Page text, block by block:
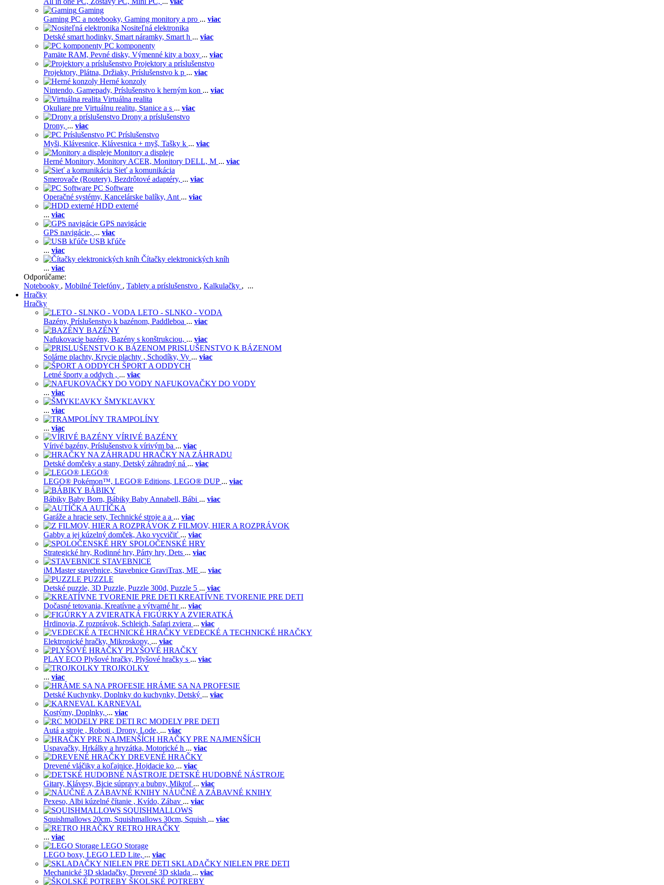
Gaming
Gaming PC a notebooky, Gaming monitory a pro ... viac
Nositeľná elektronika
Detské smart hodinky, Smart náramky, Smart h ... viac
PC komponenty
Pamäte RAM, Pevné disky, Výmenné kity a boxy ... viac
Projektory a príslušenstvo
Projektory, Plátna, Držiaky, Príslušenstvo k p ... viac
Herné konzoly
Nintendo, Gamepady, Príslušenstvo k herným kon ... viac
Virtuálna realita
Okuliare pre Virtuálnu realitu, Stanice a s ... viac
Drony a príslušenstvo
Drony, ... viac
PC Príslušenstvo
Myši, Klávesnice, Klávesnica + myš, Tašky k ... viac
Monitory a displeje
Herné Monitory, Monitory ACER, Monitory DELL, M ... viac
Sieť a komunikácia
Smerovače (Routery), Bezdrôtové adaptéry, ... viac
PC Software
Operačné systémy, Kancelárske balíky, Ant ... viac
HDD externé
... viac
GPS navigácie
GPS navigácie, ... viac
USB kľúče
... viac
Čítačky elektronických kníh
... viac
Odporúčame:
Notebooky , Mobilné Telefóny , Tablety a príslušenstvo , Kalkulačky , ...
Hračky
Hračky
LETO - SLNKO - VODA
Bazény, Príslušenstvo k bazénom, Paddleboa ... viac
BAZÉNY
Nafukovacie bazény, Bazény s konštrukciou, ... viac
PRISLUŠENSTVO K BÁZENOM
Solárne plachty, Krycie plachty , Schodíky, Vy ... viac
ŠPORT A ODDYCH
Letné športy a oddych , ... viac
NAFUKOVAČKY DO VODY
... viac
ŠMYKĽAVKY
... viac
TRAMPOLÍNY
... viac
VÍRIVÉ BAZÉNY
Vírivé bazény, Príslušenstvo k vírivým ba ... viac
HRAČKY NA ZÁHRADU
Detské domčeky a stany, Detský záhradný ná ... viac
LEGO®
LEGO® Pokémon™, LEGO® Editions, LEGO® DUP ... viac
BÁBIKY
Bábiky Baby Born, Bábiky Baby Annabell, Bábi ... viac
AUTÍČKA
Garáže a hracie sety, Technické stroje a a ... viac
Z FILMOV, HIER A ROZPRÁVOK
Gabby a jej kúzelný domček, Ako vycvičiť ... viac
SPOLOČENSKÉ HRY
Strategické hry, Rodinné hry, Párty hry, Dets ... viac
STAVEBNICE
iM.Master stavebnice, Stavebnice GraviTrax, ME ... viac
PUZZLE
Detské puzzle, 3D Puzzle, Puzzle 300d, Puzzle 5 ... viac
KREATÍVNE TVORENIE PRE DETI
Dočasné tetovania, Kreatívne a výtvarné hr ... viac
FIGÚRKY A ZVIERATKÁ
Hrdinovia, Z rozprávok, Schleich, Safari zviera ... viac
VEDECKÉ A TECHNICKÉ HRAČKY
Elektronické hračky, Mikroskopy, ... viac
PLYŠOVÉ HRAČKY
PLAY ECO Plyšové hračky, Plyšové hračky s ... viac
TROJKOLKY
... viac
HRÁME SA NA PROFESIE
Detské Kuchynky, Doplnky do kuchynky, Detský ... viac
KARNEVAL
Kostýmy, Doplnky, ... viac
RC MODELY PRE DETI
Autá a stroje , Roboti , Drony, Lode, ... viac
HRAČKY PRE NAJMENŠÍCH
Uspavačky, Hrkálky a hryzátka, Motorické h ... viac
DREVENÉ HRAČKY
Drevené vláčiky a koľajnice, Hojdacie ko ... viac
DETSKÉ HUDOBNÉ NÁSTROJE
Gitary, Klávesy, Bicie súpravy a bubny, Mikrof ... viac
NÁUČNÉ A ZÁBAVNÉ KNIHY
Pexeso, Albi kúzelné čítanie , Kvído, Zábav ... viac
SQUISHMALLOWS
Squishmallows 20cm, Squishmallows 30cm, Squish ... viac
RETRO HRAČKY
... viac
LEGO Storage
LEGO boxy, LEGO LED Lite, ... viac
SKLADAČKY NIELEN PRE DETI
Mechanické 3D skladačky, Drevené 3D sklada ... viac
ŠKOLSKÉ POTREBY